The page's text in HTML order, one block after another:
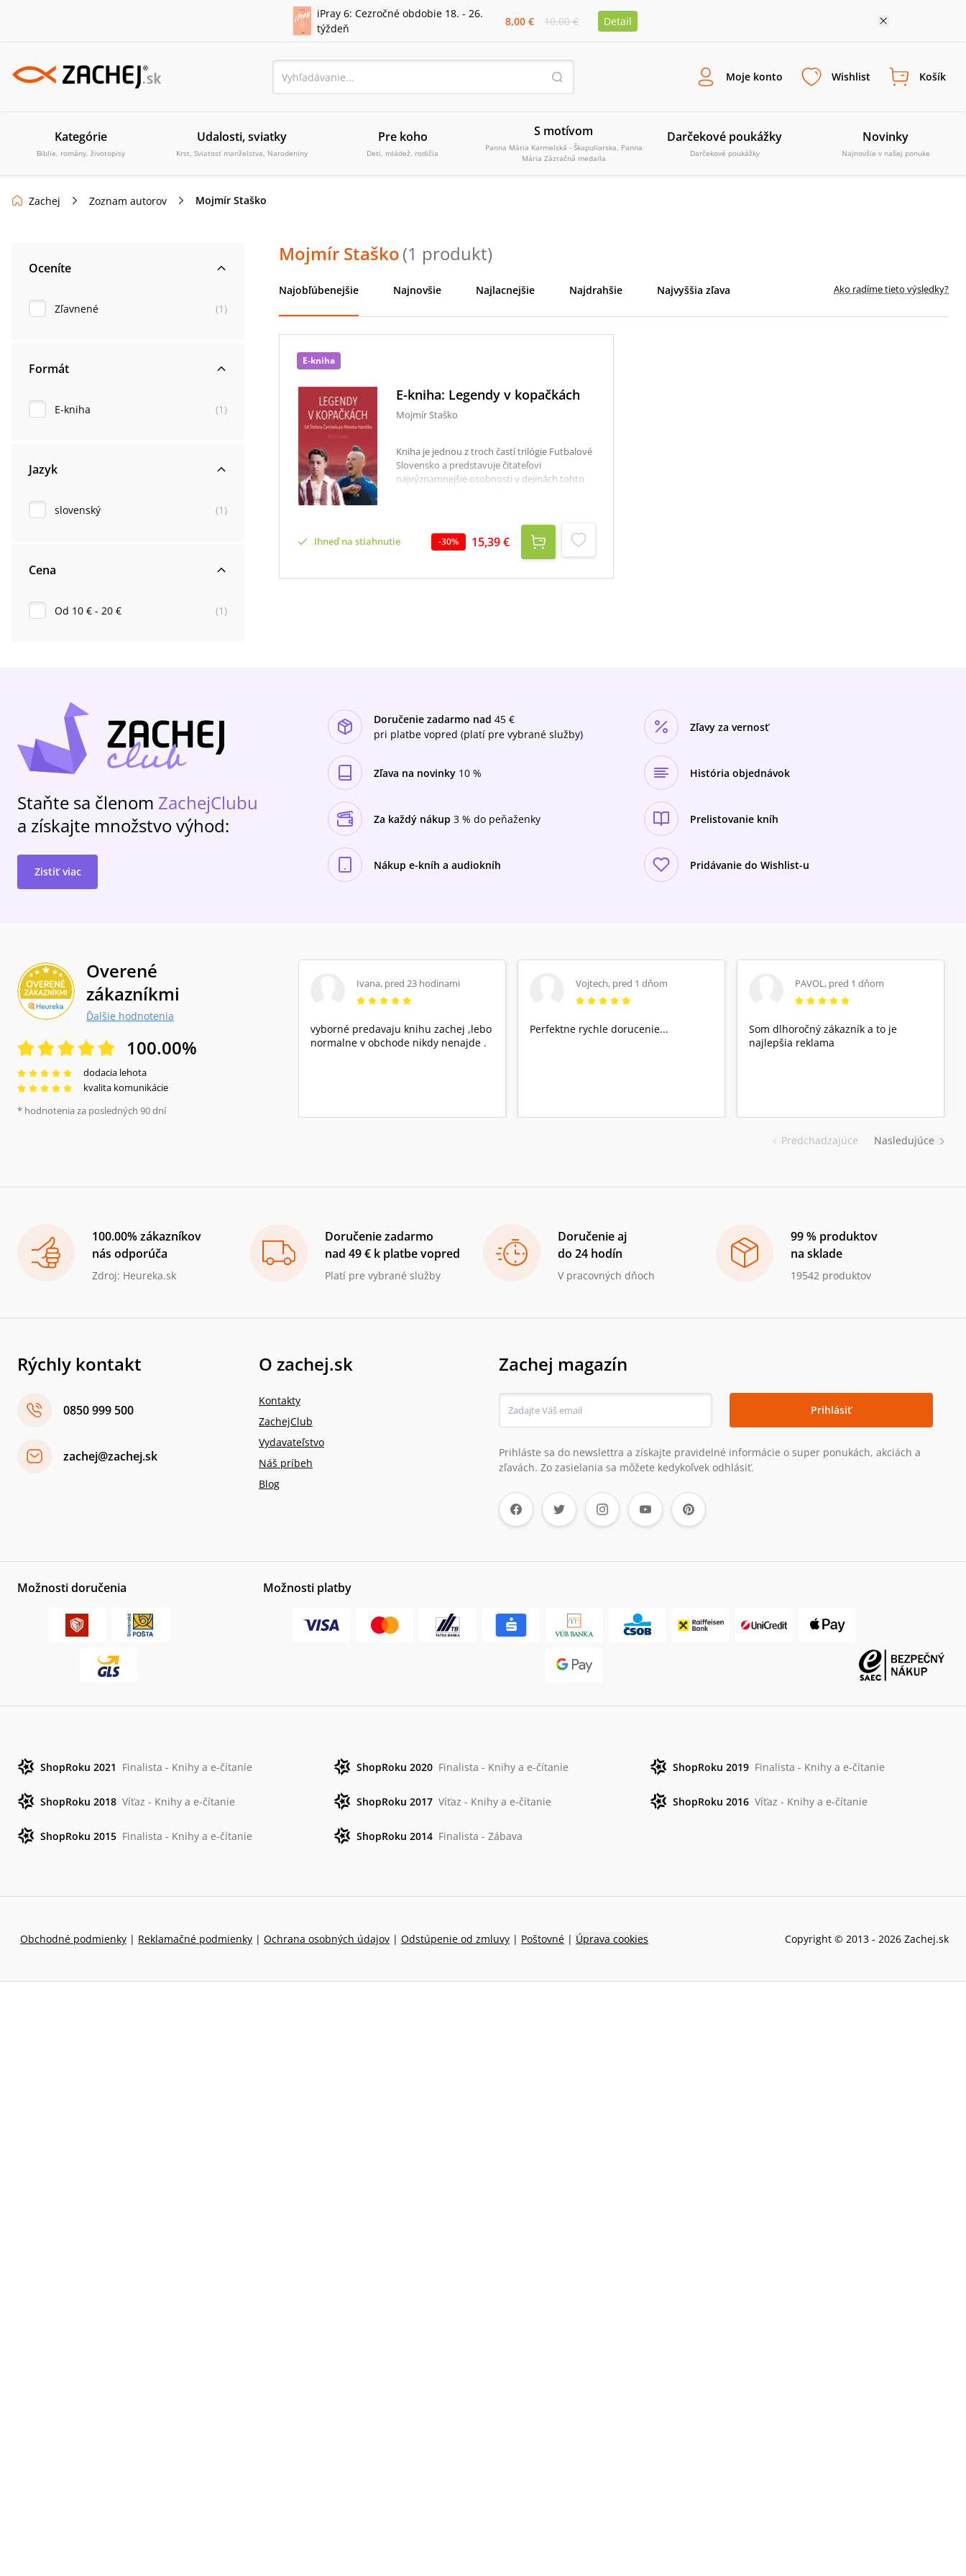
iPray 6: Cezročné obdobie 18. - 26.
týždeň
8,00 € 10,00 € Detail
Moje konto Wishlist Košík
Kategórie
Biblie, romány, životopisy
Udalosti, sviatky
Krst, Sviatosť manželstva, Narodeniny
Pre koho
Deti, mládež, rodičia
S motívom
Panna Mária Karmelská - Škapuliarska, Panna
Mária Zázračná medaila
Darčekové poukážky
Darčekové poukážky
Novinky
Najnovšie v našej ponuke
Zachej Zoznam autorov Mojmír Staško
Oceníte
Zľavnené (1 )
Formát
E-kniha (1 )
Jazyk
slovenský (1 )
Cena
Od 10 € - 20 € (1 )
Mojmír Staško(1 produkt)
Najobľúbenejšie Najnovšie Najlacnejšie Najdrahšie Najvyššia zľava Ako radíme tieto výsledky?
E-kniha
E-kniha: Legendy v kopačkách
Mojmír Staško
Kniha je jednou z troch častí trilógie Futbalové
Slovensko a predstavuje čitateľovi
najvýznamnejšie osobnosti v dejinách tohto
legendám, ktoré svojou hrou, talentom a
charizmou zanechali vo futbalových
fanúšikoch nezmazateľnú stopu. Autor
predstavuje 35 najvýznamnejších osobností
Ihneď na stiahnutie -30% 15,39 €
Staňte sa členom ZachejClubu
a získajte množstvo výhod:
Zistiť viac
Doručenie zadarmo nad 45 €
pri platbe vopred (platí pre vybrané služby)
Zľavy za vernosť
Zľava na novinky 10 % História objednávok
Za každý nákup 3 % do peňaženky Prelistovanie kníh
Nákup e-kníh a audiokníh Pridávanie do Wishlist-u
Overené
zákazníkmi
Ďalšie hodnotenia
100.00%
dodacia lehota
kvalita komunikácie
* hodnotenia za posledných 90 dní
Predchadzajúce
Ivana, pred 23 hodinami
vyborné predavaju knihu zachej ,lebo
normalne v obchode nikdy nenajde .
Vojtech, pred 1 dňom
Perfektne rychle dorucenie...
PAVOL, pred 1 dňom
Som dlhoročný zákazník a to je
najlepšia reklama
Nasledujúce
100.00% zákazníkov
nás odporúča
Zdroj: Heureka.sk
Doručenie zadarmo
nad 49 € k platbe vopred
Platí pre vybrané služby
Doručenie aj
do 24 hodín
V pracovných dňoch
99 % produktov
na sklade
19542 produktov
Rýchly kontakt
0850 999 500
zachej@zachej.sk
O zachej.sk
Kontakty
ZachejClub
Vydavateľstvo
Náš príbeh
Blog
Zachej magazín
Prihlásiť
Prihláste sa do newslettra a získajte pravidelné informácie o super ponukách, akciách a
zľavách. Zo zasielania sa môžete kedykoľvek odhlásiť.
Možnosti doručenia Možnosti platby
ShopRoku 2021 Finalista - Knihy a e-čítanie ShopRoku 2020 Finalista - Knihy a e-čítanie ShopRoku 2019 Finalista - Knihy a e-čítanie
ShopRoku 2018 Víťaz - Knihy a e-čítanie ShopRoku 2017 Víťaz - Knihy a e-čítanie ShopRoku 2016 Víťaz - Knihy a e-čítanie
ShopRoku 2015 Finalista - Knihy a e-čítanie ShopRoku 2014 Finalista - Zábava
Obchodné podmienky | Reklamačné podmienky | Ochrana osobných údajov | Odstúpenie od zmluvy | Poštovné | Úprava cookies Copyright © 2013 - 2026 Zachej.sk